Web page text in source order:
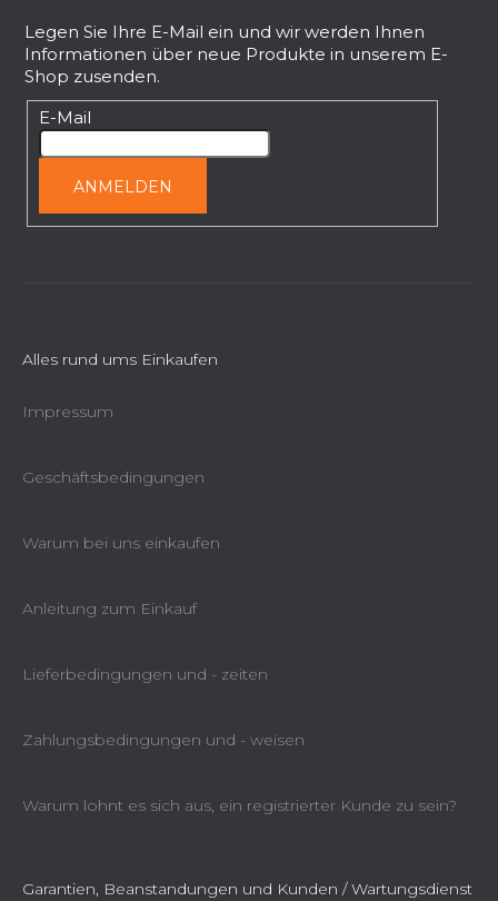
Legen Sie Ihre E-Mail ein und wir werden Ihnen
Informationen über neue Produkte in unserem E-
Shop zusenden.
E-Mail
ANMELDEN
Alles rund ums Einkaufen
Impressum
Geschäftsbedingungen
Warum bei uns einkaufen
Anleitung zum Einkauf
Lieferbedingungen und - zeiten
Zahlungsbedingungen und - weisen
Warum lohnt es sich aus, ein registrierter Kunde zu sein?
Garantien, Beanstandungen und Kunden / Wartungsdienst